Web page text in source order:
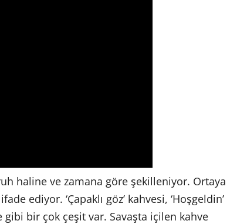
haline ve zamana göre şekilleniyor. Ortaya
ediyor. ‘Çapaklı göz’ kahvesi, ‘Hoşgeldin’
gibi bir çok çeşit var. Savaşta içilen kahve